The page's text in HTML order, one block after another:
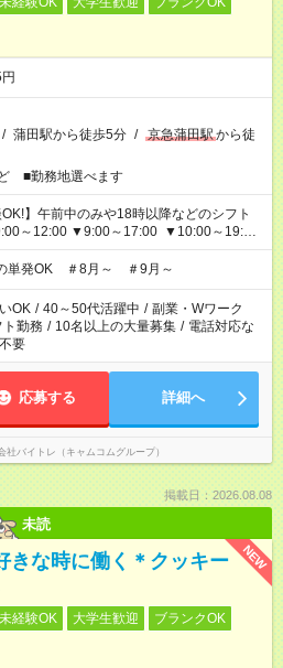
/ 蒲田駅から徒歩5分 / 京急蒲田駅から徒
■勤務地選べます
OK!】午前中のみや18時以降などのシフト
単発OK ＃8月～ ＃9月～
OK / 40～50代活躍中 / 副業・Wワーク
ト勤務 / 10名以上の大量募集 / 電話対応な
要
応募する 詳細へ
社バイトレ（キャムコムグループ）
掲載日：2026.08.08
未読
NEW
きな時に働く＊クッキー
経験OK 大学生歓迎
ブランクOK